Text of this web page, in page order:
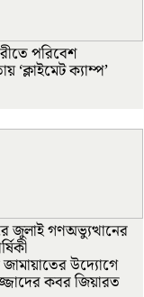
পরিবেশ
‘ক্লাইমেট ক্যাম্প’
জুলাই গণঅভ্যুত্থানের
উদ্যোগে
কবর জিয়ারত